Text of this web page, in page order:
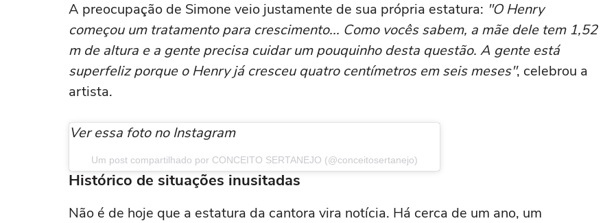
A preocupação de Simone veio justamente de sua própria estatura: "O Henry
começou um tratamento para crescimento... Como vocês sabem, a mãe dele tem 1,52
m de altura e a gente precisa cuidar um pouquinho desta questão. A gente está
superfeliz porque o Henry já cresceu quatro centímetros em seis meses", celebrou a
artista.
Ver essa foto no Instagram
Um post compartilhado por CONCEITO SERTANEJO (@conceitosertanejo)
Histórico de situações inusitadas
Não é de hoje que a estatura da cantora vira notícia. Há cerca de um ano, um